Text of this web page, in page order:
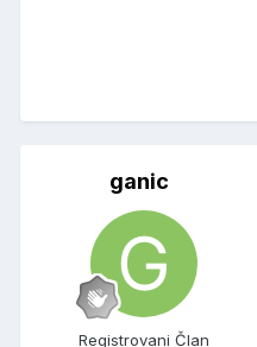
ganic
Registrovani Član